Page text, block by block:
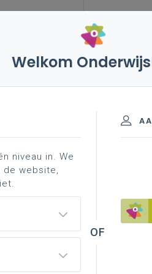
leerjaar
achtergrond
- leer-/
te zetten naar leer-/
Welkom
niveau in. We
website,